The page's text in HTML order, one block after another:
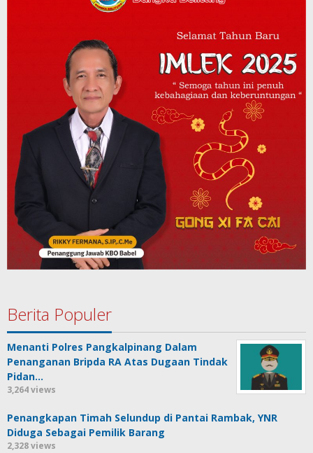
Berita Populer
Menanti Polres Pangkalpinang Dalam
Penanganan Bripda RA Atas Dugaan Tindak
Pidan…
3,264 views
Penangkapan Timah Selundup di Pantai Rambak, YNR
Diduga Sebagai Pemilik Barang
2,328 views